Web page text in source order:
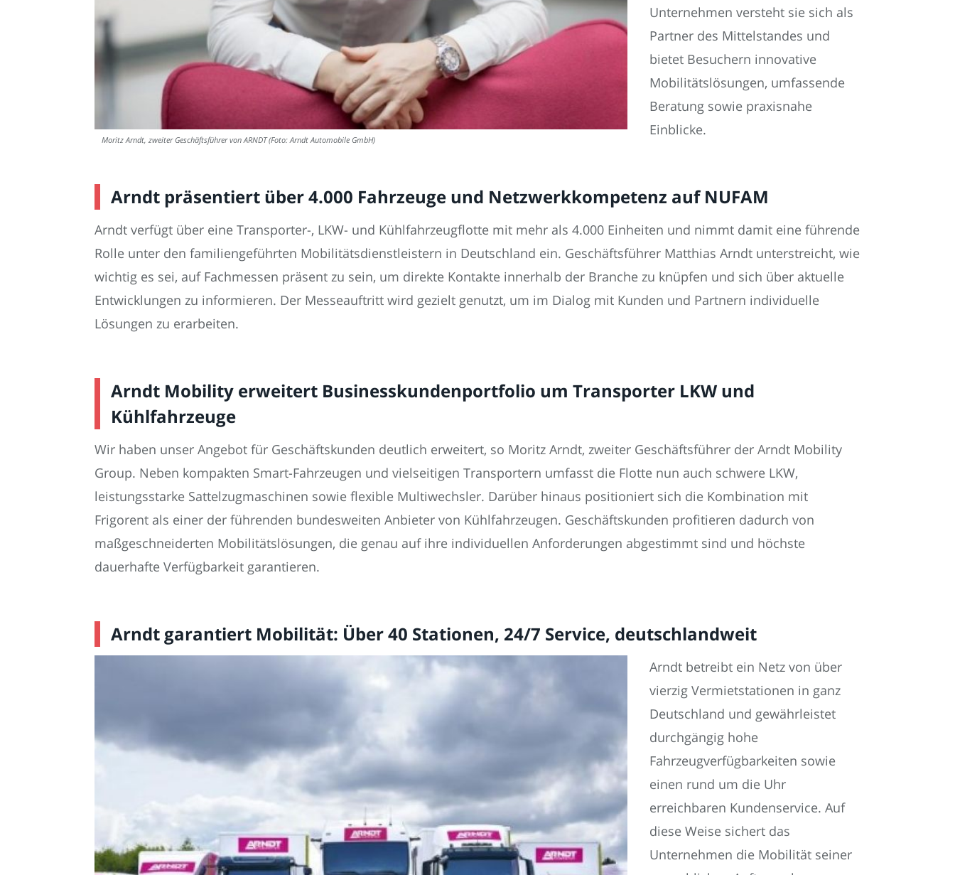
Moritz Arndt, zweiter Geschäftsführer von ARNDT (Foto: Arndt Automobile GmbH)
Unternehmen versteht sie sich als
Partner des Mittelstandes und
bietet Besuchern innovative
Mobilitätslösungen, umfassende
Beratung sowie praxisnahe
Einblicke.
Arndt präsentiert über 4.000 Fahrzeuge und Netzwerkkompetenz auf NUFAM
Arndt verfügt über eine Transporter-, LKW- und Kühlfahrzeugflotte mit mehr als 4.000 Einheiten und nimmt damit eine führende
Rolle unter den familiengeführten Mobilitätsdienstleistern in Deutschland ein. Geschäftsführer Matthias Arndt unterstreicht, wie
wichtig es sei, auf Fachmessen präsent zu sein, um direkte Kontakte innerhalb der Branche zu knüpfen und sich über aktuelle
Entwicklungen zu informieren. Der Messeauftritt wird gezielt genutzt, um im Dialog mit Kunden und Partnern individuelle
Lösungen zu erarbeiten.
Arndt Mobility erweitert Businesskundenportfolio um Transporter LKW und
Kühlfahrzeuge
Wir haben unser Angebot für Geschäftskunden deutlich erweitert, so Moritz Arndt, zweiter Geschäftsführer der Arndt Mobility
Group. Neben kompakten Smart-Fahrzeugen und vielseitigen Transportern umfasst die Flotte nun auch schwere LKW,
leistungsstarke Sattelzugmaschinen sowie flexible Multiwechsler. Darüber hinaus positioniert sich die Kombination mit
Frigorent als einer der führenden bundesweiten Anbieter von Kühlfahrzeugen. Geschäftskunden profitieren dadurch von
maßgeschneiderten Mobilitätslösungen, die genau auf ihre individuellen Anforderungen abgestimmt sind und höchste
dauerhafte Verfügbarkeit garantieren.
Arndt garantiert Mobilität: Über 40 Stationen, 24/7 Service, deutschlandweit
Arndt betreibt ein Netz von über
vierzig Vermietstationen in ganz
Deutschland und gewährleistet
durchgängig hohe
Fahrzeugverfügbarkeiten sowie
einen rund um die Uhr
erreichbaren Kundenservice. Auf
diese Weise sichert das
Unternehmen die Mobilität seiner